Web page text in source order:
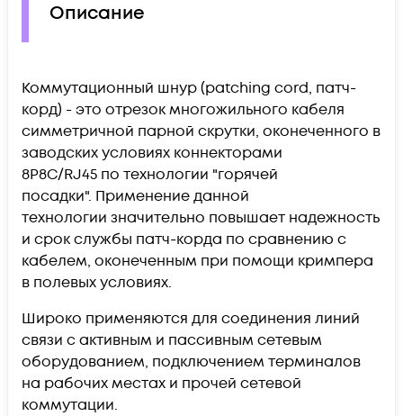
Описание
Коммутационный шнур (patching cord, патч-
корд) - это отрезок многожильного кабеля
симметричной парной скрутки, оконеченного в
заводских условиях коннекторами
8P8C/RJ45 по технологии "горячей
посадки". Применение данной
технологии значительно повышает надежность
и срок службы патч-корда по сравнению с
кабелем, оконеченным при помощи кримпера
в полевых условиях.
Широко применяются для соединения линий
связи с активным и пассивным сетевым
оборудованием, подключением терминалов
на рабочих местах и прочей сетевой
коммутации.